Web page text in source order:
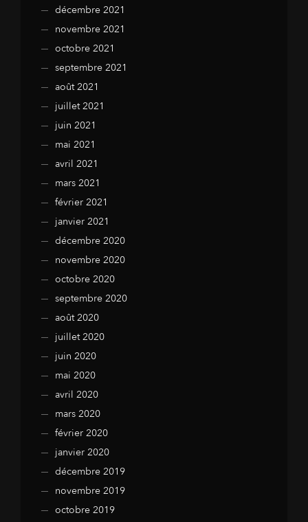
décembre 2021
novembre 2021
octobre 2021
septembre 2021
août 2021
juillet 2021
juin 2021
mai 2021
avril 2021
mars 2021
février 2021
janvier 2021
décembre 2020
novembre 2020
octobre 2020
septembre 2020
août 2020
juillet 2020
juin 2020
mai 2020
avril 2020
mars 2020
février 2020
janvier 2020
décembre 2019
novembre 2019
octobre 2019